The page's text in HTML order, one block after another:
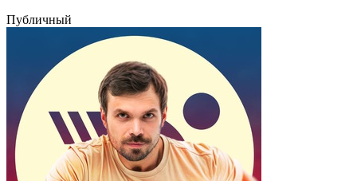
Публичный